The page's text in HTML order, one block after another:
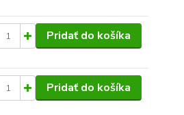
Pridať do košíka
Pridať do košíka